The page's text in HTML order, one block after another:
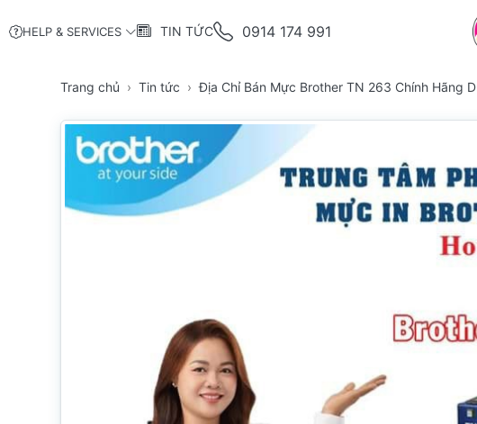
HELP & SERVICES TIN TỨC 0914 174 991
Trang chủ Tin tức Địa Chỉ Bán Mực Brother TN 263 Chính Hãng